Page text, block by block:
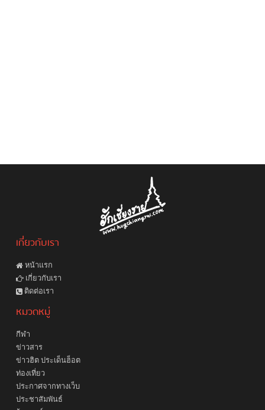
เกี่ยวกับเรา
หน้าแรก
เกี่ยวกับเรา
ติดต่อเรา
หมวดหมู่
กีฬา
ข่าวสาร
ข่าวฮิต ประเด็นฮ็อต
ท่องเที่ยว
ประกาศจากทางเว็บ
ประชาสัมพันธ์